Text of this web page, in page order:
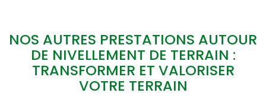
NOS AUTRES PRESTATIONS AUTOUR
DE NIVELLEMENT DE TERRAIN :
TRANSFORMER ET VALORISER
VOTRE TERRAIN